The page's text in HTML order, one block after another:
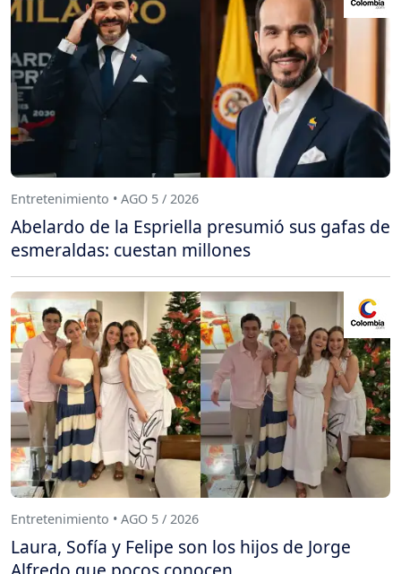
Entretenimiento • AGO 5 / 2026
Abelardo de la Espriella presumió sus gafas de
esmeraldas: cuestan millones
Entretenimiento • AGO 5 / 2026
Laura, Sofía y Felipe son los hijos de Jorge